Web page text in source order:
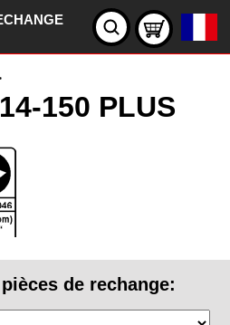
150 PLUS
de rechange: